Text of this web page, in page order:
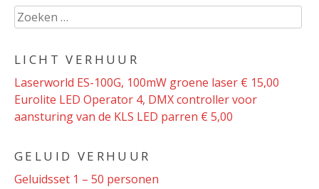
Zoeken
naar:
LICHT VERHUUR
Laserworld ES-100G, 100mW groene laser € 15,00
Eurolite LED Operator 4, DMX controller voor
aansturing van de KLS LED parren € 5,00
GELUID VERHUUR
Geluidsset 1 – 50 personen